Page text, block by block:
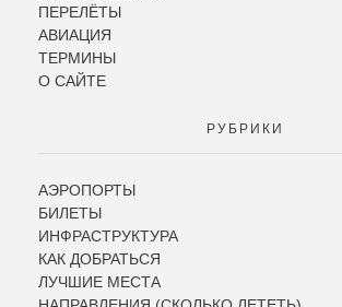
ПЕРЕЛЁТЫ
АВИАЦИЯ
ТЕРМИНЫ
О САЙТЕ
РУБРИКИ
АЭРОПОРТЫ
БИЛЕТЫ
ИНФРАСТРУКТУРА
КАК ДОБРАТЬСЯ
ЛУЧШИЕ МЕСТА